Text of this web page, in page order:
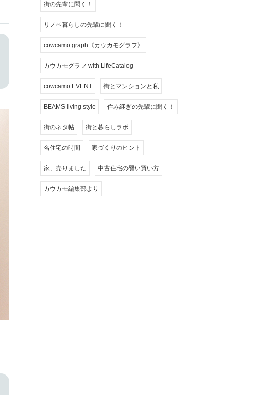
街の先輩に聞く！
リノベ暮らしの先輩に聞く！
cowcamo graph《カウカモグラフ》
カウカモグラフ with LifeCatalog
cowcamo EVENT 街とマンションと私
BEAMS living style 住み継ぎの先輩に聞く！
街のネタ帖 街と暮らしラボ
名住宅の時間 家づくりのヒント
家、売りました 中古住宅の賢い買い方
カウカモ編集部より